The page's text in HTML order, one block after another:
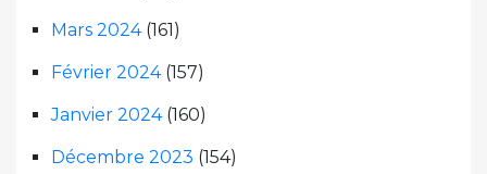
Mars 2024(161)
Février 2024(157)
Janvier 2024(160)
Décembre 2023 (154)